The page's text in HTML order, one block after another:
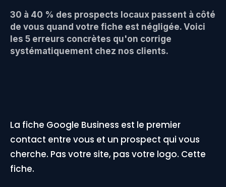
30 à 40 % des prospects locaux passent à côté
de vous quand votre fiche est négligée. Voici
les 5 erreurs concrètes qu'on corrige
systématiquement chez nos clients.
La fiche Google Business est le premier
contact entre vous et un prospect qui vous
cherche. Pas votre site, pas votre logo. Cette
fiche.